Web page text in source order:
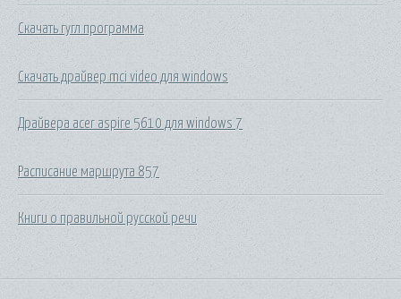
Скачать гугл программа
Скачать драйвер mci video для windows
Драйвера acer aspire 5610 для windows 7
Расписание маршрута 857
Книги о правильной русской речи